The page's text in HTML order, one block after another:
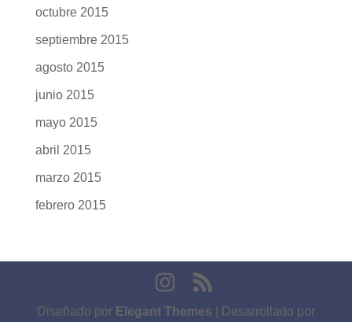
octubre 2015
septiembre 2015
agosto 2015
junio 2015
mayo 2015
abril 2015
marzo 2015
febrero 2015
Diseñado por Elegant Themes | Desarrollado por